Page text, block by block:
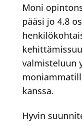
Moni
pääsi jo 4.8
valmisteluun
kanssa.
Hyvin